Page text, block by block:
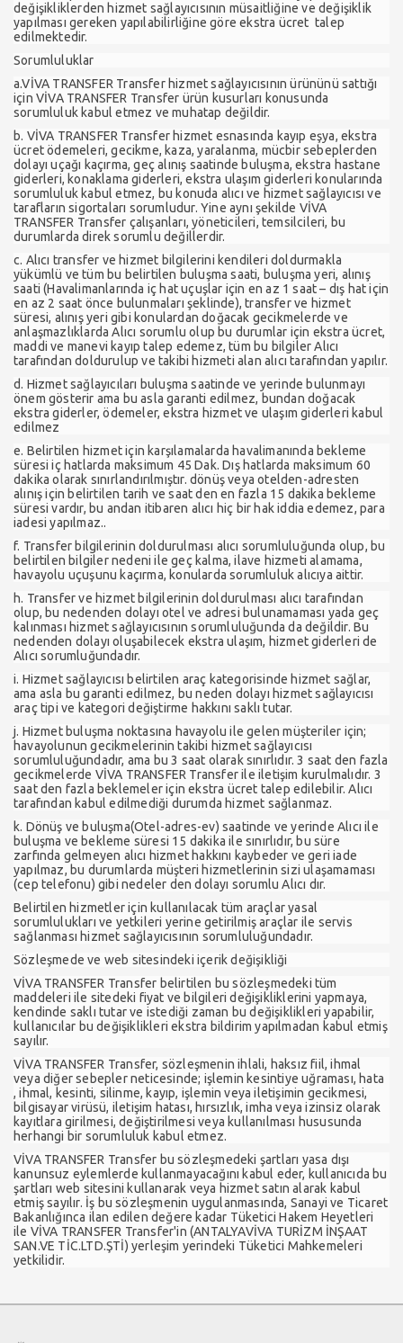
değişikliklerden hizmet sağlayıcısının müsaitliğine ve değişiklik
yapılması gereken yapılabilirliğine göre ekstra ücret talep
edilmektedir.
Sorumluluklar
a.VİVA TRANSFER Transfer hizmet sağlayıcısının ürününü sattığı
için VİVA TRANSFER Transfer ürün kusurları konusunda
sorumluluk kabul etmez ve muhatap değildir.
b. VİVA TRANSFER Transfer hizmet esnasında kayıp eşya, ekstra
ücret ödemeleri, gecikme, kaza, yaralanma, mücbir sebeplerden
dolayı uçağı kaçırma, geç alınış saatinde buluşma, ekstra hastane
giderleri, konaklama giderleri, ekstra ulaşım giderleri konularında
sorumluluk kabul etmez, bu konuda alıcı ve hizmet sağlayıcısı ve
tarafların sigortaları sorumludur. Yine aynı şekilde VİVA
TRANSFER Transfer çalışanları, yöneticileri, temsilcileri, bu
durumlarda direk sorumlu değillerdir.
c. Alıcı transfer ve hizmet bilgilerini kendileri doldurmakla
yükümlü ve tüm bu belirtilen buluşma saati, buluşma yeri, alınış
saati (Havalimanlarında iç hat uçuşlar için en az 1 saat – dış hat için
en az 2 saat önce bulunmaları şeklinde), transfer ve hizmet
süresi, alınış yeri gibi konulardan doğacak gecikmelerde ve
anlaşmazlıklarda Alıcı sorumlu olup bu durumlar için ekstra ücret,
maddi ve manevi kayıp talep edemez, tüm bu bilgiler Alıcı
tarafından doldurulup ve takibi hizmeti alan alıcı tarafından yapılır.
d. Hizmet sağlayıcıları buluşma saatinde ve yerinde bulunmayı
önem gösterir ama bu asla garanti edilmez, bundan doğacak
ekstra giderler, ödemeler, ekstra hizmet ve ulaşım giderleri kabul
edilmez
e. Belirtilen hizmet için karşılamalarda havalimanında bekleme
süresi iç hatlarda maksimum 45 Dak. Dış hatlarda maksimum 60
dakika olarak sınırlandırılmıştır. dönüş veya otelden-adresten
alınış için belirtilen tarih ve saat den en fazla 15 dakika bekleme
süresi vardır, bu andan itibaren alıcı hiç bir hak iddia edemez, para
iadesi yapılmaz..
f. Transfer bilgilerinin doldurulması alıcı sorumluluğunda olup, bu
belirtilen bilgiler nedeni ile geç kalma, ilave hizmeti alamama,
havayolu uçuşunu kaçırma, konularda sorumluluk alıcıya aittir.
h. Transfer ve hizmet bilgilerinin doldurulması alıcı tarafından
olup, bu nedenden dolayı otel ve adresi bulunamaması yada geç
kalınması hizmet sağlayıcısının sorumluluğunda da değildir. Bu
nedenden dolayı oluşabilecek ekstra ulaşım, hizmet giderleri de
Alıcı sorumluğundadır.
i. Hizmet sağlayıcısı belirtilen araç kategorisinde hizmet sağlar,
ama asla bu garanti edilmez, bu neden dolayı hizmet sağlayıcısı
araç tipi ve kategori değiştirme hakkını saklı tutar.
j. Hizmet buluşma noktasına havayolu ile gelen müşteriler için;
havayolunun gecikmelerinin takibi hizmet sağlayıcısı
sorumluluğundadır, ama bu 3 saat olarak sınırlıdır. 3 saat den fazla
gecikmelerde VİVA TRANSFER Transfer ile iletişim kurulmalıdır. 3
saat den fazla beklemeler için ekstra ücret talep edilebilir. Alıcı
tarafından kabul edilmediği durumda hizmet sağlanmaz.
k. Dönüş ve buluşma(Otel-adres-ev) saatinde ve yerinde Alıcı ile
buluşma ve bekleme süresi 15 dakika ile sınırlıdır, bu süre
zarfında gelmeyen alıcı hizmet hakkını kaybeder ve geri iade
yapılmaz, bu durumlarda müşteri hizmetlerinin sizi ulaşamaması
(cep telefonu) gibi nedeler den dolayı sorumlu Alıcı dır.
Belirtilen hizmetler için kullanılacak tüm araçlar yasal
sorumlulukları ve yetkileri yerine getirilmiş araçlar ile servis
sağlanması hizmet sağlayıcısının sorumluluğundadır.
Sözleşmede ve web sitesindeki içerik değişikliği
VİVA TRANSFER Transfer belirtilen bu sözleşmedeki tüm
maddeleri ile sitedeki fiyat ve bilgileri değişikliklerini yapmaya,
kendinde saklı tutar ve istediği zaman bu değişiklikleri yapabilir,
kullanıcılar bu değişiklikleri ekstra bildirim yapılmadan kabul etmiş
sayılır.
VİVA TRANSFER Transfer, sözleşmenin ihlali, haksız fiil, ihmal
veya diğer sebepler neticesinde; işlemin kesintiye uğraması, hata
, ihmal, kesinti, silinme, kayıp, işlemin veya iletişimin gecikmesi,
bilgisayar virüsü, iletişim hatası, hırsızlık, imha veya izinsiz olarak
kayıtlara girilmesi, değiştirilmesi veya kullanılması hususunda
herhangi bir sorumluluk kabul etmez.
VİVA TRANSFER Transfer bu sözleşmedeki şartları yasa dışı
kanunsuz eylemlerde kullanmayacağını kabul eder, kullanıcıda bu
şartları web sitesini kullanarak veya hizmet satın alarak kabul
etmiş sayılır. İş bu sözleşmenin uygulanmasında, Sanayi ve Ticaret
Bakanlığınca ilan edilen değere kadar Tüketici Hakem Heyetleri
ile VİVA TRANSFER Transfer'in (ANTALYAVİVA TURİZM İNŞAAT
SAN.VE TİC.LTD.ŞTİ) yerleşim yerindeki Tüketici Mahkemeleri
yetkilidir.